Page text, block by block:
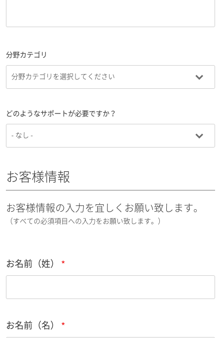
分野カテゴリ
どのようなサポートが必要ですか？
お客様情報
お客様情報の入力を宜しくお願い致します。
（すべての必須項目への入力をお願い致します。）
お名前（姓）
お名前（名）